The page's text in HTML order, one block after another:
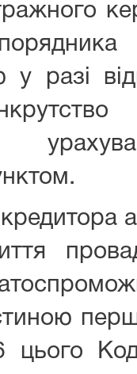
у разі
кредитора
цього